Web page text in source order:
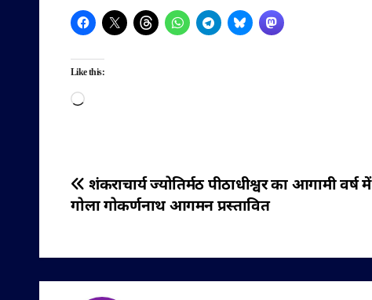
Like this:
Loading…
पोस्ट
नेविगेशन
शंकराचार्य ज्योतिर्मठ पीठाधीश्वर का आगामी वर्ष में
गोला गोकर्णनाथ आगमन प्रस्तावित